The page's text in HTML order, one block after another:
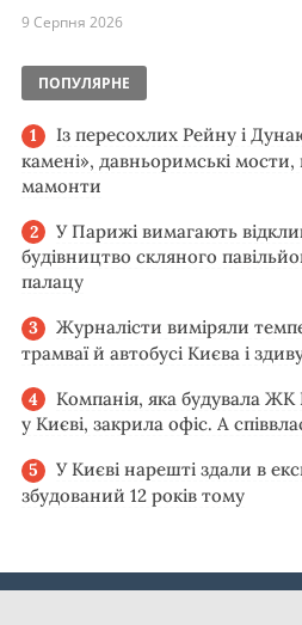
9 Серпня 2026
ПОПУЛЯРНЕ
Із пересохлих Рейну і
камені», давньоримські мости,
мамонти
У Парижі вимагають
будівництво скляного
палацу
Журналісти виміряли
трамваї й автобусі Києва і
Компанія, яка будувала ЖК
у Києві, закрила офіс. А
У Києві нарешті здали в
збудований 12 років тому